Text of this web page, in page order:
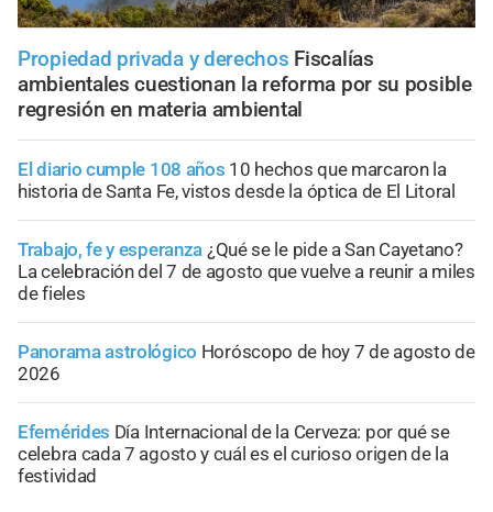
Propiedad privada y derechos Fiscalías
ambientales cuestionan la reforma por su posible
regresión en materia ambiental
El diario cumple 108 años 10 hechos que marcaron la
historia de Santa Fe, vistos desde la óptica de El Litoral
Trabajo, fe y esperanza ¿Qué se le pide a San Cayetano?
La celebración del 7 de agosto que vuelve a reunir a miles
de fieles
Panorama astrológico Horóscopo de hoy 7 de agosto de
2026
Efemérides Día Internacional de la Cerveza: por qué se
celebra cada 7 agosto y cuál es el curioso origen de la
festividad